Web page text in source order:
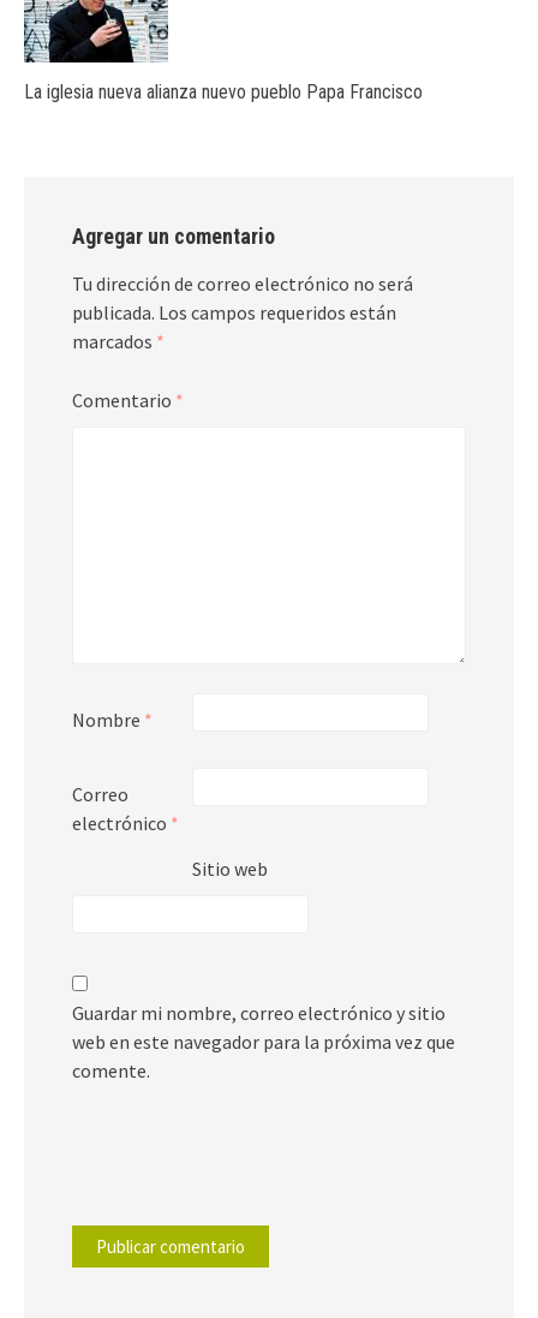
La iglesia nueva alianza nuevo pueblo Papa Francisco
Agregar un comentario
Tu dirección de correo electrónico no será
publicada. Los campos requeridos están
marcados *
Comentario *
Nombre *
Correo
electrónico *
Sitio web
Guardar mi nombre, correo electrónico y sitio
web en este navegador para la próxima vez que
comente.